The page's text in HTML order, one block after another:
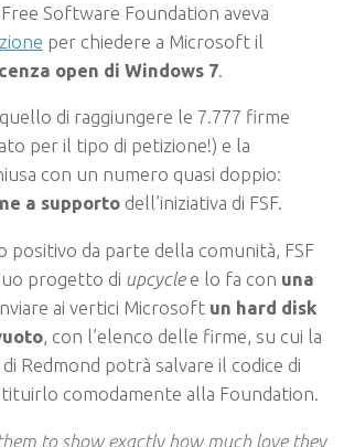
Software Foundation aveva
per chiedere a Microsoft il
open di Windows 7
di raggiungere le 7.777 firme
per il tipo di petizione!) e la
con un numero quasi doppio:
a supporto dell’iniziativa di FSF.
positivo da parte della comunità, FSF
progetto di upcyclee lo fa con una
ai vertici Microsoft un hard disk
, con l’elenco delle firme, su cui la
Redmond potrà salvare il codice di
comodamente alla Foundation.
to show exactly how much love they